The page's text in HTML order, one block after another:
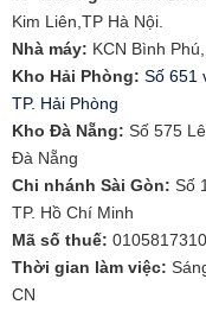
Kim Liên,TP Hà Nội.
Nhà máy: KCN Bình
Kho Hải Phòng: Số 651
TP. Hải Phòng
​Kho Đà Nẵng: Số 575
Đà Nẵng
Chi nhánh Sài Gòn: Số
TP. Hồ Chí Minh
Mã số thuế: 0105817310​
Thời gian làm việc:
CN